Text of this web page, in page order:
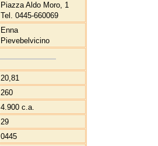
Piazza Aldo Moro, 1
Tel. 0445-660069
Enna
Pievebelvicino
20,81
260
4.900 c.a.
29
0445